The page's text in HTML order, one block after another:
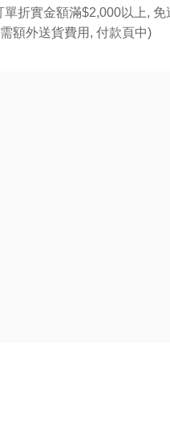
單折實金額滿$2,000以上, 免
額外送貨費用, 付款頁中)